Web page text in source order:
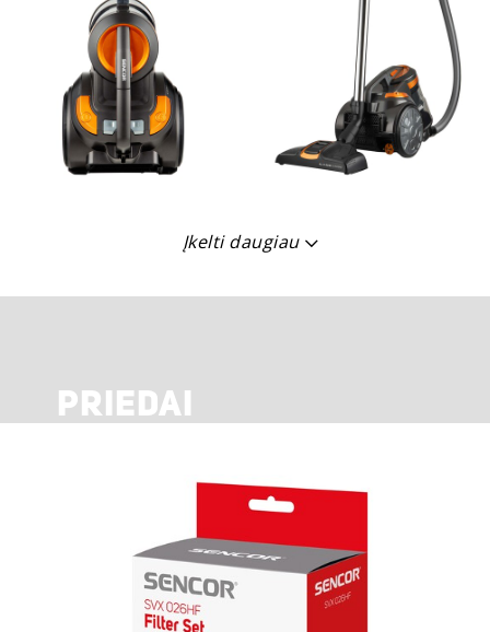
Įkelti daugiau
PRIEDAI